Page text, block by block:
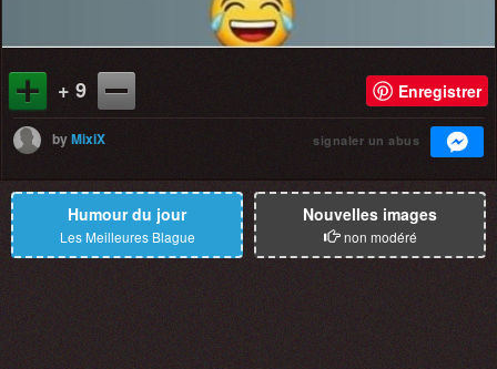
+ 9 Enregistrer
byMixiX signaler un abus
Humour du jour
Les Meilleures Blague
Nouvelles images
non modéré